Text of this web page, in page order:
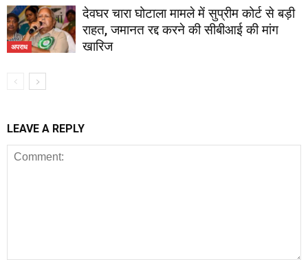
अपराध
देवघर चारा घोटाला मामले में सुप्रीम कोर्ट से बड़ी
राहत, जमानत रद्द करने की सीबीआई की मांग
खारिज
LEAVE A REPLY